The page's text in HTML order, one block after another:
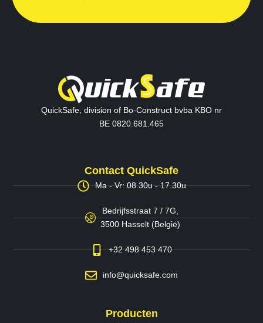
QuickSafe, division of Bo-Construct bvba KBO nr
BE 0820.681.465
Contact QuickSafe
Ma - Vr: 08.30u - 17.30u
Bedrijfsstraat 7 / 7G,
3500 Hasselt (België)
+32 498 453 470
info@quicksafe.com
Producten